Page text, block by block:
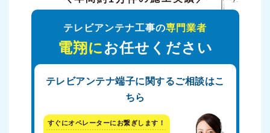
テレビアンテナ工事の専門業者
電翔にお任せください
テレビアンテナ端子に関するご相談はこ
ちら
すぐにオペレーターにお繋ぎします！